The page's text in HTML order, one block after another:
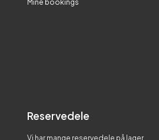
Mine bookings
Reservedele
Vi har mange reservedele på lager.